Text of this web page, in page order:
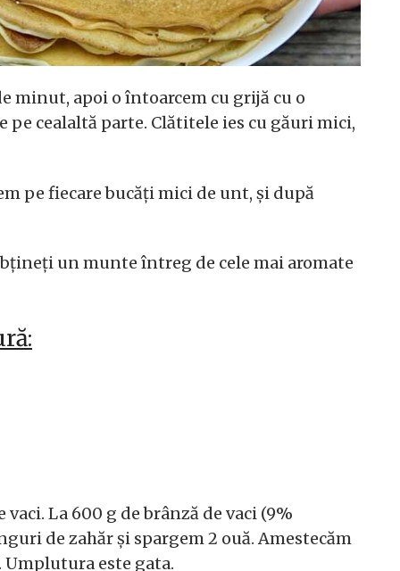
minut, apoi o întoarcem cu grijă cu o
cealaltă parte. Clătitele ies cu găuri mici,
pe fiecare bucăți mici de unt, și după
un munte întreg de cele mai aromate
La 600 g de brânză de vaci (9%
de zahăr și spargem 2 ouă. Amestecăm
este gata.